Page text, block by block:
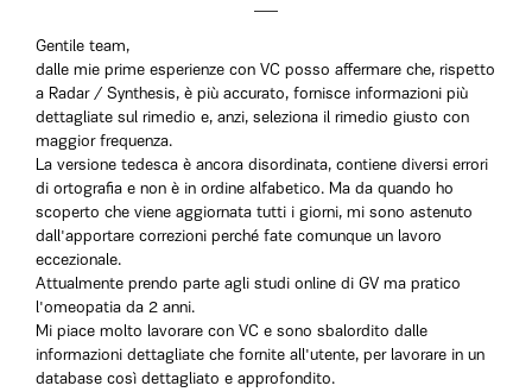
Gentile team,
dalle mie prime esperienze con VC posso affermare che, rispetto
a Radar / Synthesis, è più accurato, fornisce informazioni più
dettagliate sul rimedio e, anzi, seleziona il rimedio giusto con
maggior frequenza.
La versione tedesca è ancora disordinata, contiene diversi errori
di ortografia e non è in ordine alfabetico. Ma da quando ho
scoperto che viene aggiornata tutti i giorni, mi sono astenuto
dall'apportare correzioni perché fate comunque un lavoro
eccezionale.
Attualmente prendo parte agli studi online di GV ma pratico
l'omeopatia da 2 anni.
Mi piace molto lavorare con VC e sono sbalordito dalle
informazioni dettagliate che fornite all'utente, per lavorare in un
database così dettagliato e approfondito.